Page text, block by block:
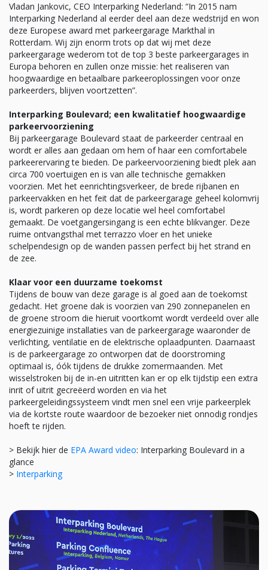
Vladan Jankovic, CEO Interparking Nederland: “In 2015 nam
Interparking Nederland al eerder deel aan deze wedstrijd en won
deze Europese award met parkeergarage Markthal in
Rotterdam. Wij zijn enorm trots op dat wij met deze
parkeergarage wederom tot de top 3 beste parkeergarages in
Europa behoren en zullen onze missie: het realiseren van
hoogwaardige en betaalbare parkeeroplossingen voor onze
parkeerders, blijven voortzetten”.
Interparking Boulevard; een kwalitatief hoogwaardige
parkeervoorziening
Bij parkeergarage Boulevard staat de parkeerder centraal en
wordt er alles aan gedaan om hem of haar een comfortabele
parkeerervaring te bieden. De parkeervoorziening biedt plek aan
circa 700 voertuigen en is van alle technische gemakken
voorzien. Met het eenrichtingsverkeer, de brede rijbanen en
parkeervakken en het feit dat de parkeergarage geheel kolomvrij
is, wordt parkeren op deze locatie wel heel comfortabel
gemaakt. De voetgangersingang is een echte blikvanger. Deze
ruime ontvangsthal met terrazzo vloer en het unieke
schelpendesign op de wanden passen perfect bij het strand en
de zee.
Klaar voor een duurzame toekomst
Tijdens de bouw van deze garage is al goed aan de toekomst
gedacht. Het groene dak is voorzien van 290 zonnepanelen en
de groene stroom die hieruit voortkomt wordt verdeeld over alle
energiezuinige installaties van de parkeergarage waaronder de
verlichting, ventilatie en de elektrische oplaadpunten. Daarnaast
is de parkeergarage zo ontworpen dat de doorstroming
optimaal is, óók tijdens de drukke zomermaanden. Met
wisselstroken bij de in-en uitritten kan er op elk tijdstip een extra
inrit of uitrit gecreëerd worden en via het
parkeergeleidingssysteem vindt men snel een vrije parkeerplek
via de kortste route waardoor de bezoeker niet onnodig rondjes
hoeft te rijden.
> Bekijk hier de EPA Award video: Interparking Boulevard in a
glance
> Interparking